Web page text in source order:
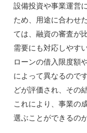
設備投資や事業運営
ため、用途に合わせ
ては、融資の審査が
需要にも対応しやす
ローンの借入限度額
によって異なるので
どが評価され、その
これにより、事業の
選ぶことができるの